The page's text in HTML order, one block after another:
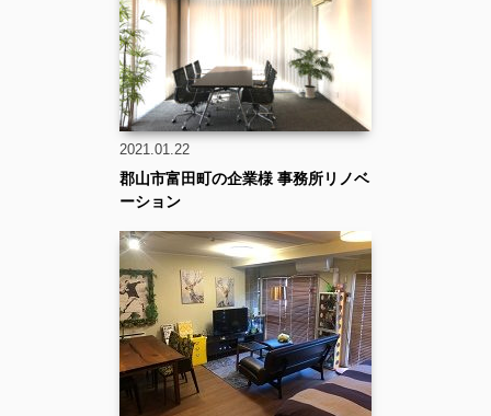
2021.01.22
郡山市富田町の企業様 事務所リノベ
ーション